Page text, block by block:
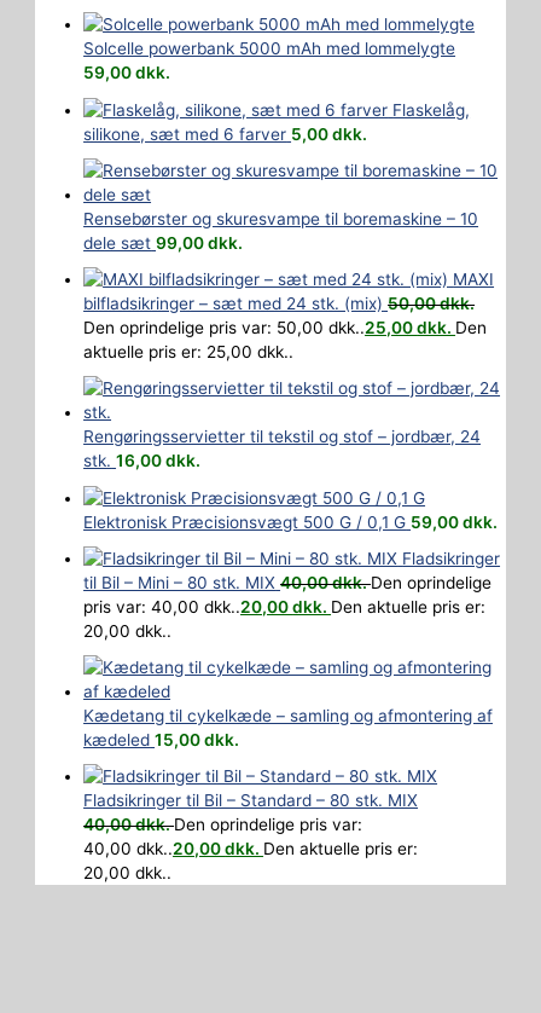
Solcelle powerbank 5000 mAh med lommelygte
59,00dkk.
Flaskelåg,
silikone, sæt med 6 farver 5,00dkk.
Rensebørster og skuresvampe til boremaskine – 10
dele sæt 99,00dkk.
MAXI
bilfladsikringer – sæt med 24 stk. (mix) 50,00dkk.
Den oprindelige pris var: 50,00 dkk..25,00dkk. Den
aktuelle pris er: 25,00 dkk..
Rengøringsservietter til tekstil og stof – jordbær, 24
stk. 16,00dkk.
Elektronisk Præcisionsvægt 500 G / 0,1 G 59,00dkk.
Fladsikringer
til Bil – Mini – 80 stk. MIX 40,00dkk.Den oprindelige
pris var: 40,00 dkk..20,00dkk. Den aktuelle pris er:
20,00 dkk..
Kædetang til cykelkæde – samling og afmontering af
kædeled 15,00dkk.
Fladsikringer til Bil – Standard – 80 stk. MIX
40,00dkk.Den oprindelige pris var:
40,00 dkk..20,00dkk. Den aktuelle pris er:
20,00 dkk..